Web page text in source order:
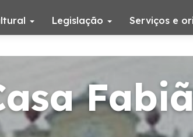
do
Legislação Serviços e